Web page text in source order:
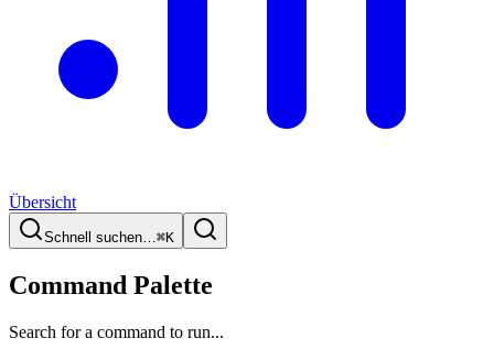
Übersicht
Schnell suchen…⌘K
Command Palette
Search for a command to run...